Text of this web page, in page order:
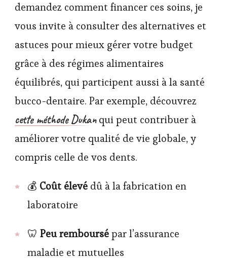
demandez comment financer ces soins, je
vous invite à consulter des alternatives et
astuces pour mieux gérer votre budget
grâce à des régimes alimentaires
équilibrés, qui participent aussi à la santé
bucco-dentaire. Par exemple, découvrez
cette méthode Dukanqui peut contribuer à
améliorer votre qualité de vie globale, y
compris celle de vos dents.
💰 Coût élevé dû à la fabrication en
laboratoire
🦷 Peu remboursépar l’assurance
maladie et mutuelles